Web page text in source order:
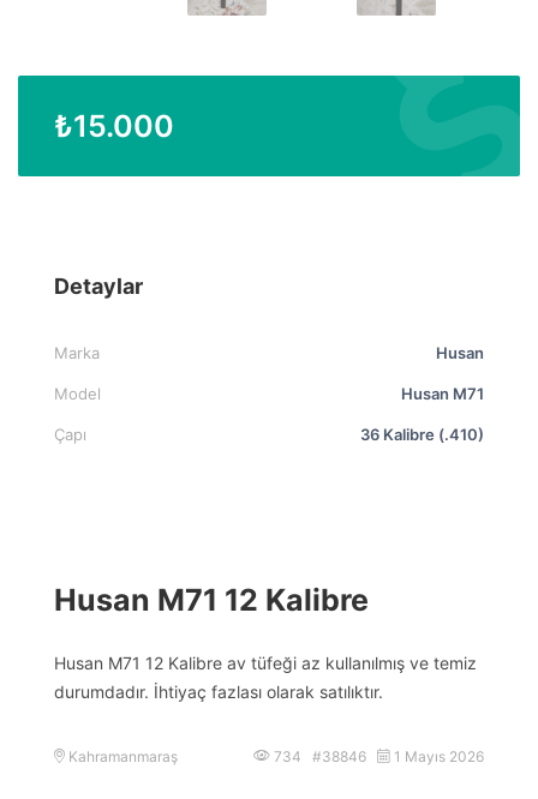
₺15.000
Detaylar
Marka Husan
Model Husan M71
Çapı 36 Kalibre (.410)
Husan M71 12 Kalibre
Husan M71 12 Kalibre av tüfeği az kullanılmış ve temiz
durumdadır. İhtiyaç fazlası olarak satılıktır.
Kahramanmaraş 734 #38846 1 Mayıs 2026